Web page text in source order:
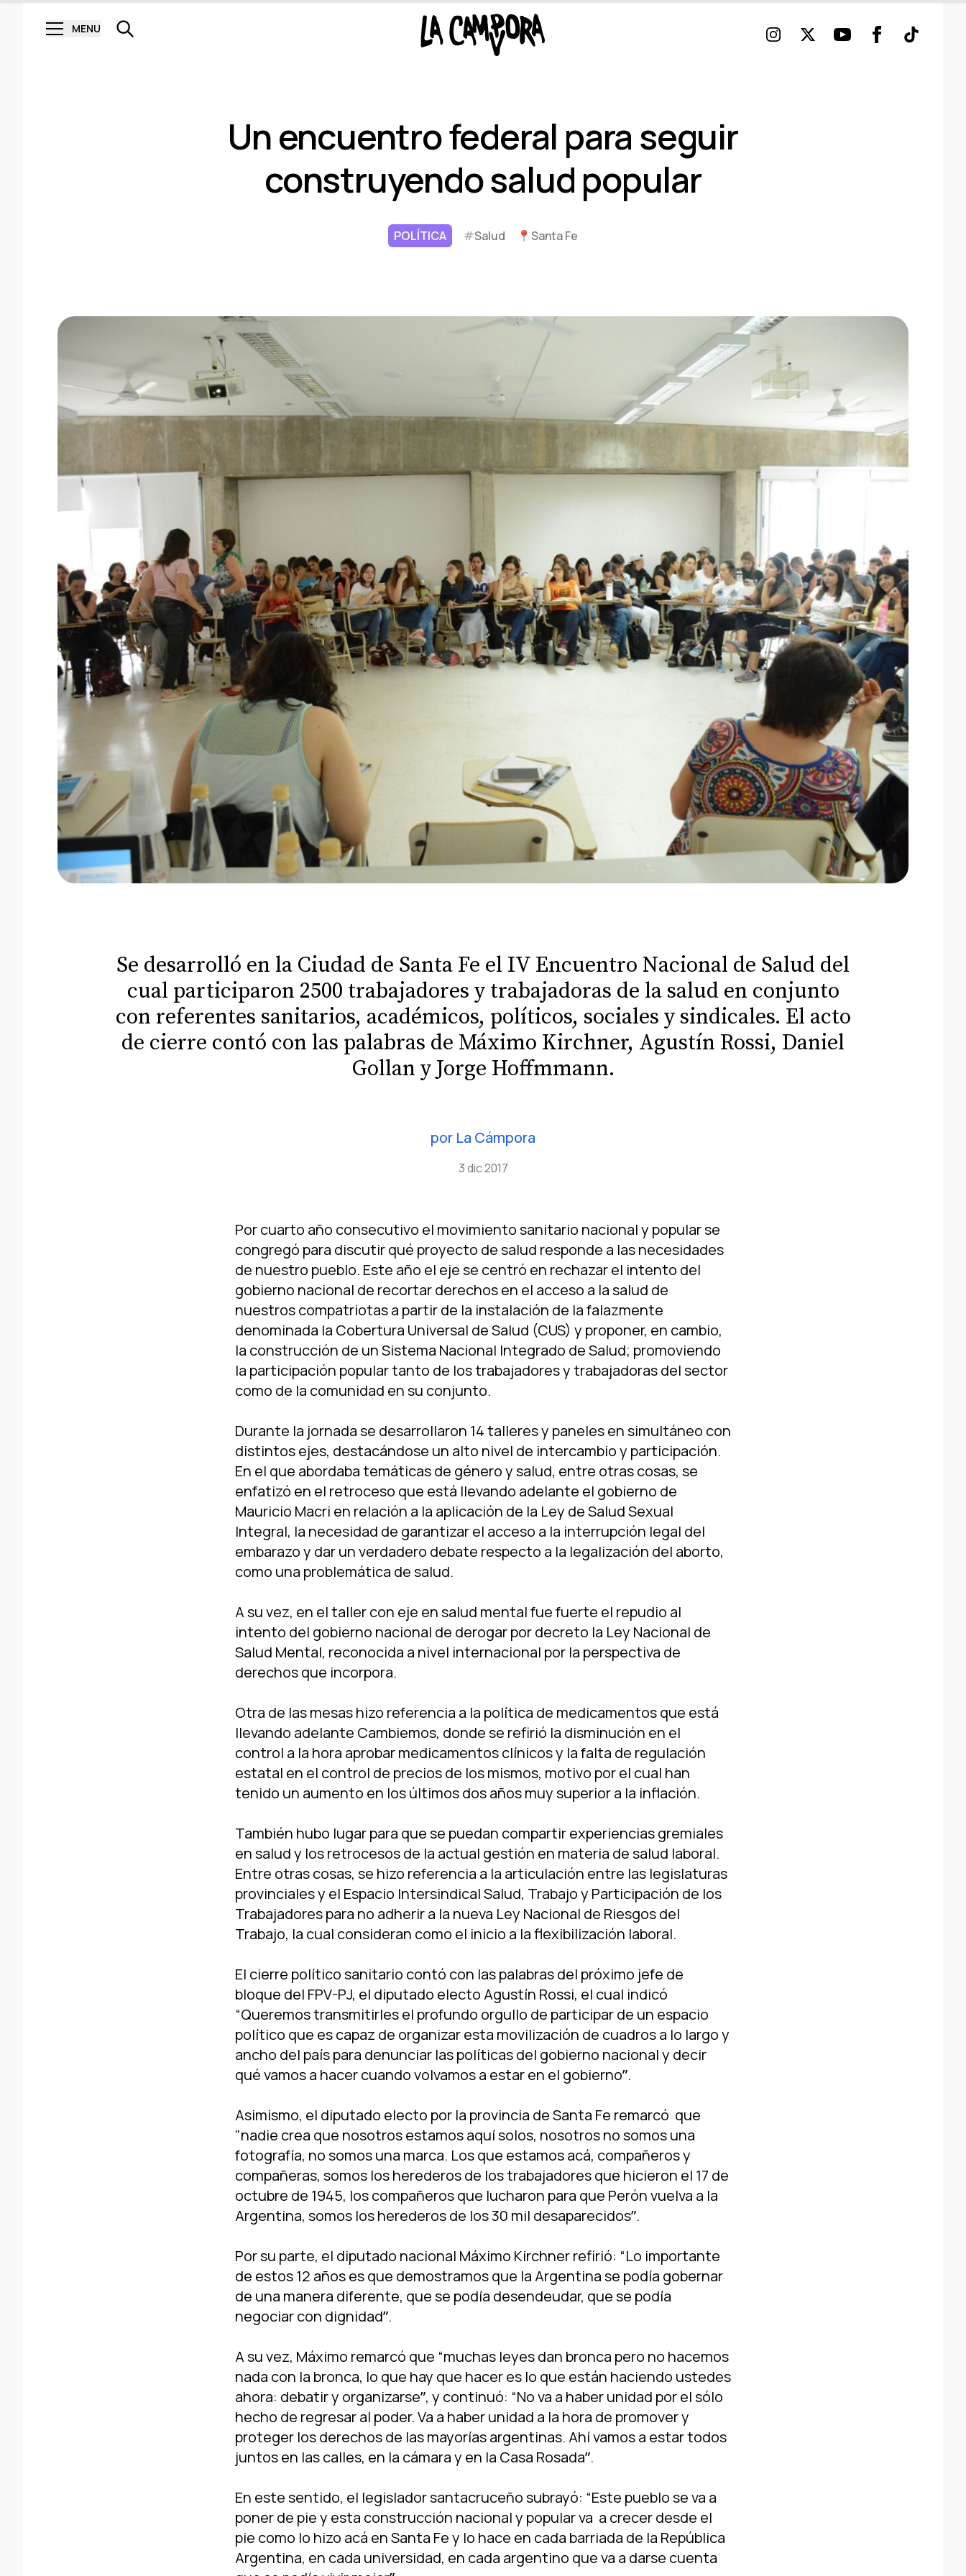
MENU InstagramTwitterYoutubeFacebook
TikTok
Un encuentro federal para seguir
construyendo salud popular
POLÍTICA #Salud 📍 Santa Fe
Se desarrolló en la Ciudad de Santa Fe el IV Encuentro Nacional de Salud del
cual participaron 2500 trabajadores y trabajadoras de la salud en conjunto
con referentes sanitarios, académicos, polí­ticos, sociales y sindicales. El acto
de cierre contó con las palabras de Máximo Kirchner, Agustí­n Rossi, Daniel
Gollan y Jorge Hoffmmann.
por La Cámpora
3 dic 2017
Por cuarto año consecutivo el movimiento sanitario nacional y popular se
congregó para discutir qué proyecto de salud responde a las necesidades
de nuestro pueblo. Este año el eje se centró en rechazar el intento del
gobierno nacional de recortar derechos en el acceso a la salud de
nuestros compatriotas a partir de la instalación de la falazmente
denominada la Cobertura Universal de Salud (CUS) y proponer, en cambio,
la construcción de un Sistema Nacional Integrado de Salud; promoviendo
la participación popular tanto de los trabajadores y trabajadoras del sector
como de la comunidad en su conjunto.
Durante la jornada se desarrollaron 14 talleres y paneles en simultáneo con
distintos ejes, destacándose un alto nivel de intercambio y participación.
En el que abordaba temáticas de género y salud, entre otras cosas, se
enfatizó en el retroceso que está llevando adelante el gobierno de
Mauricio Macri en relación a la aplicación de la Ley de Salud Sexual
Integral, la necesidad de garantizar el acceso a la interrupción legal del
embarazo y dar un verdadero debate respecto a la legalización del aborto,
como una problemática de salud.
A su vez, en el taller con eje en salud mental fue fuerte el repudio al
intento del gobierno nacional de derogar por decreto la Ley Nacional de
Salud Mental, reconocida a nivel internacional por la perspectiva de
derechos que incorpora.
Otra de las mesas hizo referencia a la polí­tica de medicamentos que está
llevando adelante Cambiemos, donde se refirió la disminución en el
control a la hora aprobar medicamentos clí­nicos y la falta de regulación
estatal en el control de precios de los mismos, motivo por el cual han
tenido un aumento en los últimos dos años muy superior a la inflación.
También hubo lugar para que se puedan compartir experiencias gremiales
en salud y los retrocesos de la actual gestión en materia de salud laboral.
Entre otras cosas, se hizo referencia a la articulación entre las legislaturas
provinciales y el Espacio Intersindical Salud, Trabajo y Participación de los
Trabajadores para no adherir a la nueva Ley Nacional de Riesgos del
Trabajo, la cual consideran como el inicio a la flexibilización laboral.
El cierre polí­tico sanitario contó con las palabras del próximo jefe de
bloque del FPV-PJ, el diputado electo Agustí­n Rossi, el cual indicó
“Queremos transmitirles el profundo orgullo de participar de un espacio
polí­tico que es capaz de organizar esta movilización de cuadros a lo largo y
ancho del paí­s para denunciar las polí­ticas del gobierno nacional y decir
qué vamos a hacer cuando volvamos a estar en el gobiernoˮ.
Asimismo, el diputado electo por la provincia de Santa Fe remarcó que
"nadie crea que nosotros estamos aquí­ solos, nosotros no somos una
fotografí­a, no somos una marca. Los que estamos acá, compañeros y
compañeras, somos los herederos de los trabajadores que hicieron el 17 de
octubre de 1945, los compañeros que lucharon para que Perón vuelva a la
Argentina, somos los herederos de los 30 mil desaparecidosˮ.
Por su parte, el diputado nacional Máximo Kirchner refirió: “Lo importante
de estos 12 años es que demostramos que la Argentina se podí­a gobernar
de una manera diferente, que se podí­a desendeudar, que se podí­a
negociar con dignidadˮ.
A su vez, Máximo remarcó que “muchas leyes dan bronca pero no hacemos
nada con la bronca, lo que hay que hacer es lo que están haciendo ustedes
ahora: debatir y organizarseˮ, y continuó: “No va a haber unidad por el sólo
hecho de regresar al poder. Va a haber unidad a la hora de promover y
proteger los derechos de las mayorí­as argentinas. Ahí­ vamos a estar todos
juntos en las calles, en la cámara y en la Casa Rosadaˮ.
En este sentido, el legislador santacruceño subrayó: “Este pueblo se va a
poner de pie y esta construcción nacional y popular va a crecer desde el
pie como lo hizo acá en Santa Fe y lo hace en cada barriada de la República
Argentina, en cada universidad, en cada argentino que va a darse cuenta